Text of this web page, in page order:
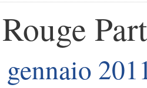
gennaio